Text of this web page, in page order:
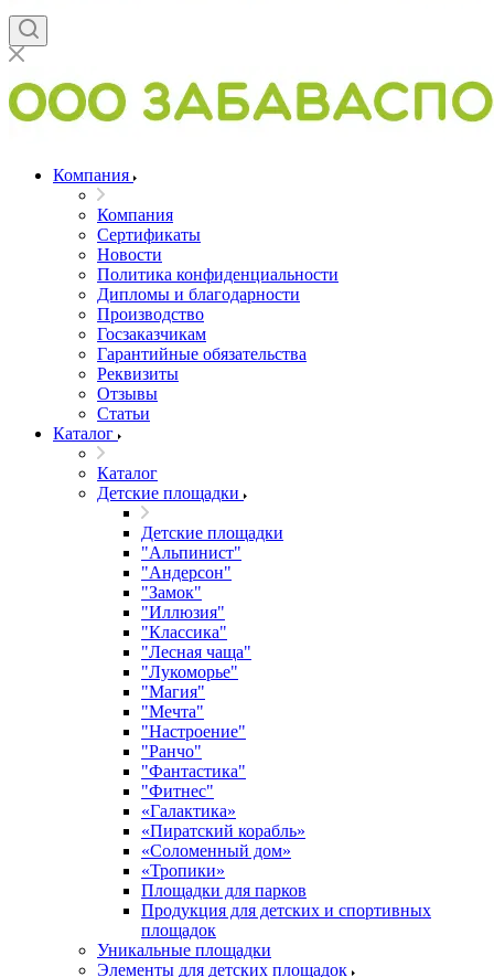
Компания
Компания
Сертификаты
Новости
Политика конфиденциальности
Дипломы и благодарности
Производство
Госзаказчикам
Гарантийные обязательства
Реквизиты
Отзывы
Статьи
Каталог
Каталог
Детские площадки
Детские площадки
"Альпинист"
"Андерсон"
"Замок"
"Иллюзия"
"Классика"
"Лесная чаща"
"Лукоморье"
"Магия"
"Мечта"
"Настроение"
"Ранчо"
"Фантастика"
"Фитнес"
«Галактика»
«Пиратский корабль»
«Соломенный дом»
«Тропики»
Площадки для парков
Продукция для детских и спортивных
площадок
Уникальные площадки
Элементы для детских площадок